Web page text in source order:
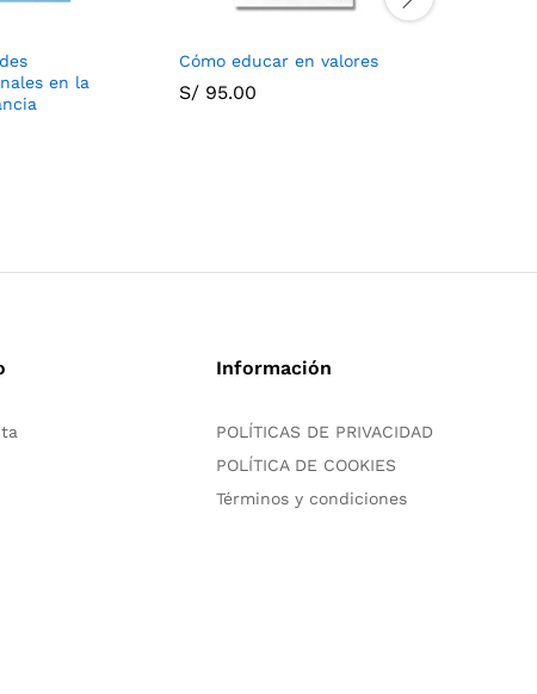
en la
Cómo educar en valores
S/ 95.00
Información
POLÍTICAS DE PRIVACIDAD
POLÍTICA DE COOKIES
Términos y condiciones